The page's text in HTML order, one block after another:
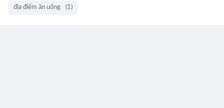
địa điểm ăn uống (1)